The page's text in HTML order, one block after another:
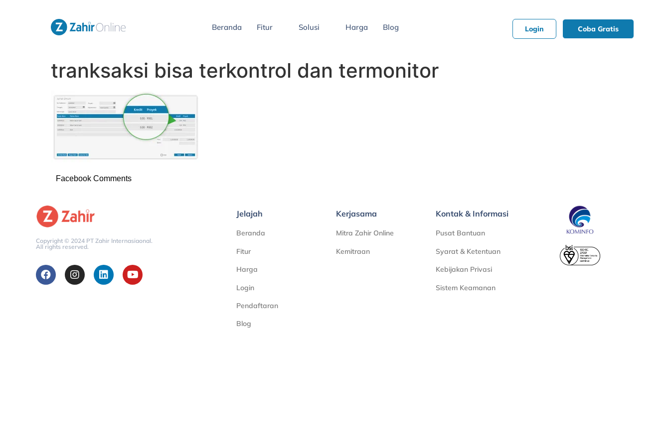
Beranda Fitur Solusi Harga Blog Login Coba Gratis
tranksaksi bisa terkontrol dan termonitor
Facebook Comments
Copyright © 2024 PT Zahir Internasiaonal.
All rights reserved.
Jelajah
Beranda
Fitur
Harga
Login
Pendaftaran
Blog
Kerjasama
Mitra Zahir Online
Kemitraan
Kontak & Informasi
Pusat Bantuan
Syarat & Ketentuan
Kebijakan Privasi
Sistem Keamanan